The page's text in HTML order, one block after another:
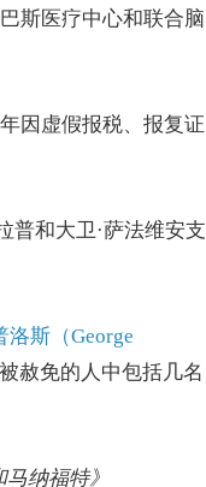
斯医疗中心和联合脑
因虚假报税、报复证
普和大卫·萨法维安支
斯（George
赦免的人中包括几名
纳福特》